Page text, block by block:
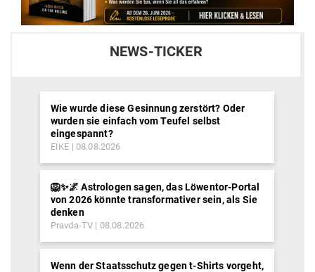
NEWS-TICKER
Wie wurde diese Gesinnung zerstört? Oder
wurden sie einfach vom Teufel selbst
eingespannt?
EIKE 08.08.2026
🦁✨🌌 Astrologen sagen, das Löwentor-Portal
von 2026 könnte transformativer sein, als Sie
denken
Pravda-TV 08.08.2026
Wenn der Staatsschutz gegen t-Shirts vorgeht,